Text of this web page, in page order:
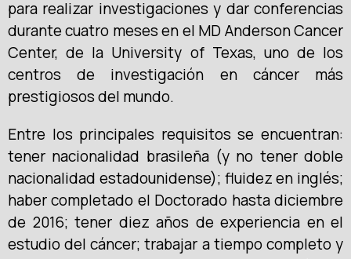
para realizar investigaciones y dar conferencias
durante cuatro meses en el MD Anderson Cancer
Center, de la University of Texas, uno de los
centros de investigación en cáncer más
prestigiosos del mundo.
Entre los principales requisitos se encuentran:
tener nacionalidad brasileña (y no tener doble
nacionalidad estadounidense); fluidez en inglés;
haber completado el Doctorado hasta diciembre
de 2016; tener diez años de experiencia en el
estudio del cáncer; trabajar a tiempo completo y